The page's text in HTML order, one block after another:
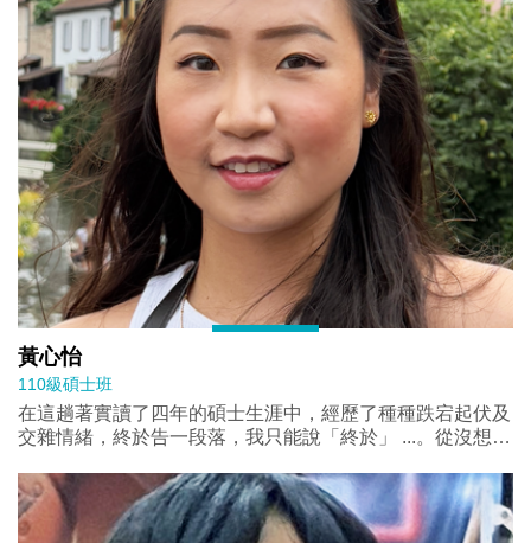
照顧我這個外國人的同儕，以及直到最後仍為我排解行政困
難的美君姐。在這個遠離家鄉的校園，我感到自己滿滿的愛
意和溫暖。 最後，要感謝政研所與國外院校的交換協議，
讓我可以在這趟旅程的尾聲到義大利交換。這次交換不僅拓
闊了我的國際視野，讓我對義大利及歐洲在環境、政治等議
題，都有了第一手的觀察，更促成了許多深厚的友誼，並使
我深入了解到不同國家的文化脈絡。 這一切，都豐富了我
的碩士歲月，也成為我生命中無比珍貴的回憶。
黃心怡
110級碩士班
在這趟著實讀了四年的碩士生涯中，經歷了種種跌宕起伏及
交雜情緒，終於告一段落，我只能說「終於」 ...。從沒想
實際在社會中推動這項倡議一樣充滿挑戰與挫折。但也正因
走過這些艱難時刻，我才真正理解到，最珍貴的收穫往往不
僅只於論文本身，而是這個過程中的自我成長及與他人連